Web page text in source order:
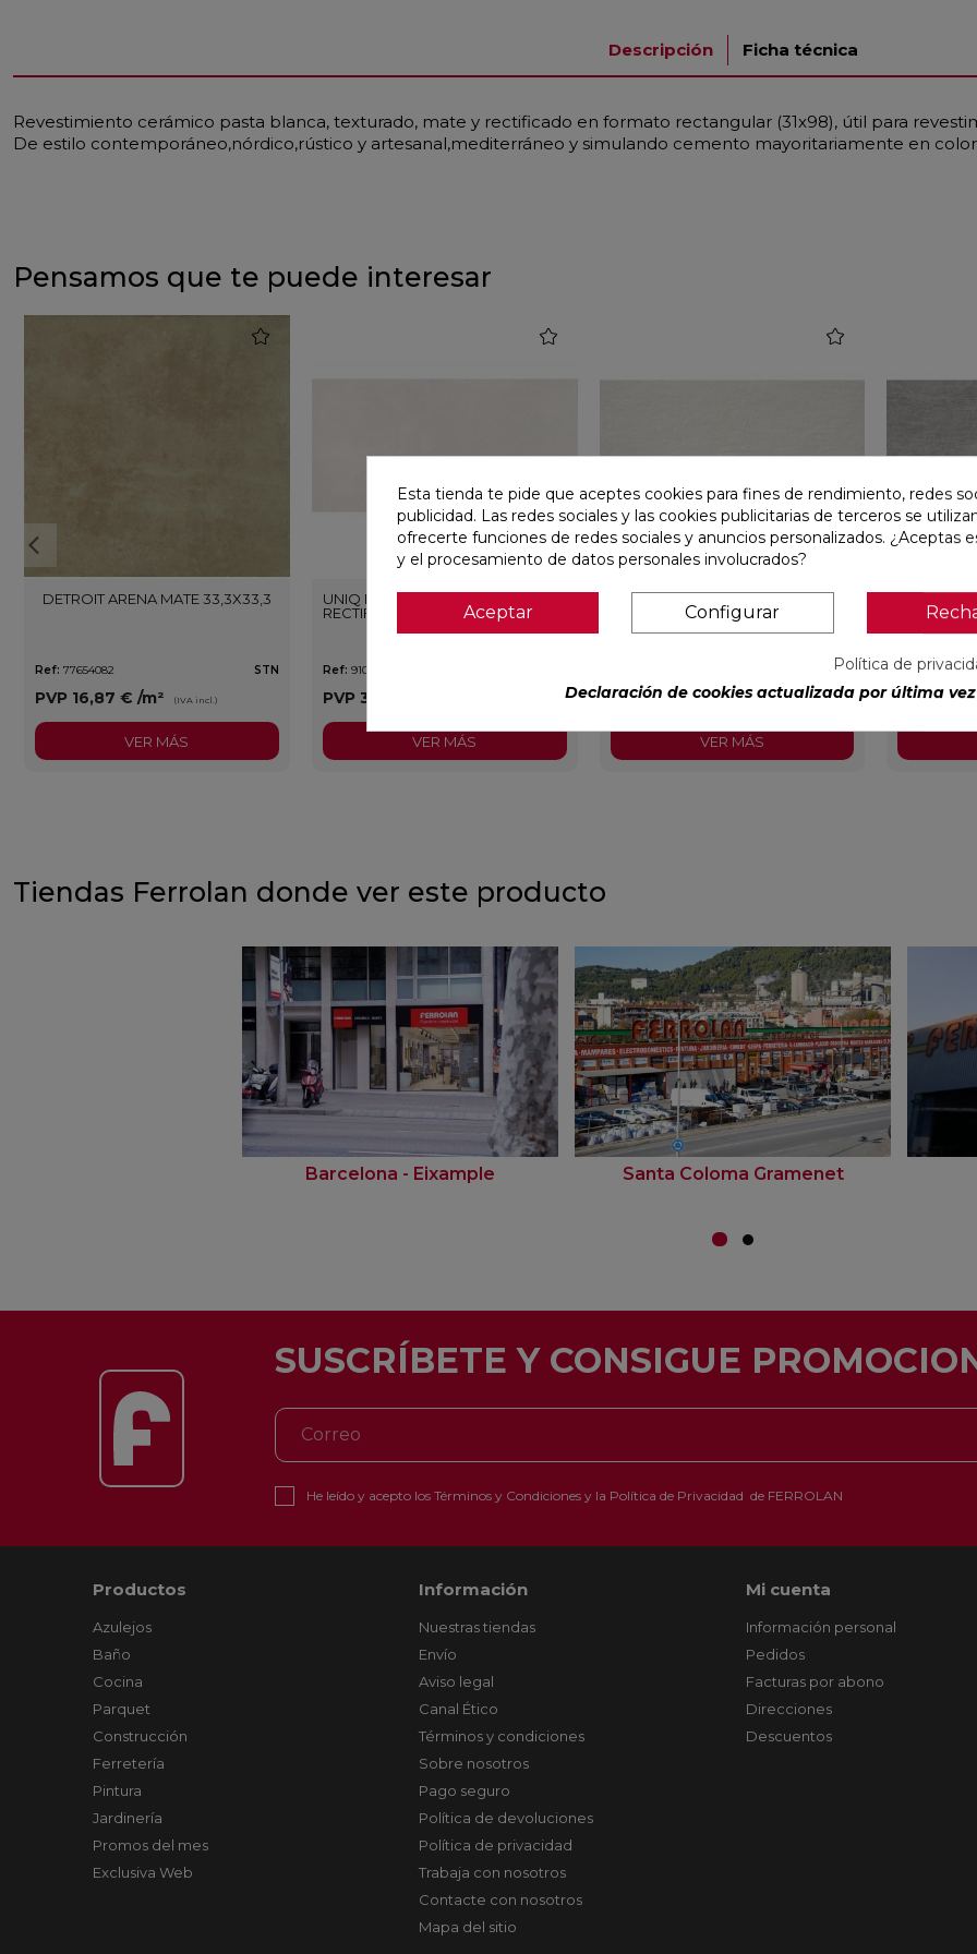
Descripción Ficha técnica
Revestimiento cerámico pasta blanca, texturado, mate y rectificado en formato rectangular (31x98), útil para
De estilo contemporáneo,nórdico,rústico y artesanal,mediterráneo y simulando cemento mayoritariamente en
Pensamos que te puede interesar
DETROIT ARENA MATE 33,3X33,3
Ref: 77654082 STN
PVP 16,87 € /m² (IVA incl.)
favorite
VER MÁS
UNIQ MOON MATE 29,5X59,5
RECTIFICADO
Ref: 91080476
PVP 30,13 €
favorite
VER MÁS
CONCEPT MOON MATE 29,5X59,5
RECTIFICADO
Colorker
PVP32,07 €/m² (IVA incl.)
VER MÁS
CONCEPT
Ref: 91086932
PVP
Tiendas Ferrolan donde ver este producto
Barcelona - Eixample Santa Coloma Gramenet
SUSCRÍBETE Y CONSIGUE
He leído y acepto los Términos y Condicionesy la Política de Privacidad de FERROLAN
Productos
Azulejos
Baño
Cocina
Parquet
Construcción
Ferretería
Pintura
Jardinería
Promos del mes
Exclusiva Web
Información
Nuestras tiendas
Envío
Aviso legal
Canal Ético
Términos y condiciones
Sobre nosotros
Pago seguro
Política de devoluciones
Política de privacidad
Trabaja con nosotros
Contacte con nosotros
Mapa del sitio
Mi cuenta
Información personal
Pedidos
Facturas por abono
Direcciones
Descuentos
Esta tienda te pide que aceptes cookies para fines de rendimiento, redes
publicidad. Las redes sociales y las cookies publicitarias de terceros se
ofrecerte funciones de redes sociales y anuncios personalizados. ¿Aceptas
y el procesamiento de datos personales involucrados?
Aceptar Configurar
Política de
Declaración de cookies actualizada por última